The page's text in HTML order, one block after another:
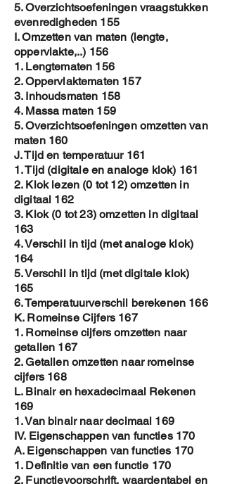
5. Overzichtsoefeningen vraagstukken
evenredigheden 155
I. Omzetten van maten (lengte,
oppervlakte,..) 156
1. Lengtematen 156
2. Oppervlaktematen 157
3. Inhoudsmaten 158
4. Massa maten 159
5. Overzichtsoefeningen omzetten van
maten 160
J. Tijd en temperatuur 161
1. Tijd (digitale en analoge klok) 161
2. Klok lezen (0 tot 12) omzetten in
digitaal 162
3. Klok (0 tot 23) omzetten in digitaal
163
4. Verschil in tijd (met analoge klok)
164
5. Verschil in tijd (met digitale klok)
165
6. Temperatuurverschil berekenen 166
K. Romeinse Cijfers 167
1. Romeinse cijfers omzetten naar
getallen 167
2. Getallen omzetten naar romeinse
cijfers 168
L. Binair en hexadecimaal Rekenen
169
1. Van binair naar decimaal 169
IV. Eigenschappen van functies 170
A. Eigenschappen van functies 170
1. Definitie van een functie 170
2. Functievoorschrift, waardentabel en